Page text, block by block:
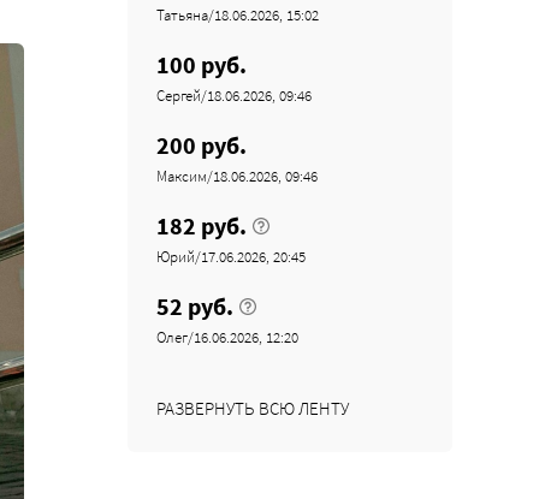
Татьяна/18.06.2026, 15:02
100 руб.
Сергей/18.06.2026, 09:46
200 руб.
Максим/18.06.2026, 09:46
182 руб.
Юрий/17.06.2026, 20:45
52 руб.
Олег/16.06.2026, 12:20
РАЗВЕРНУТЬ ВСЮ ЛЕНТУ